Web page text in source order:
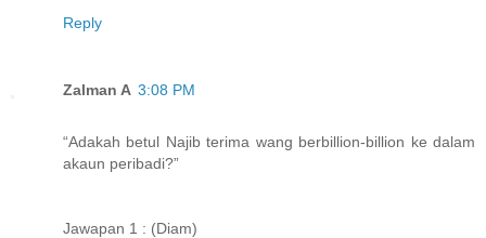
Reply
Zalman A 3:08 PM
“Adakah betul Najib terima wang berbillion-billion ke dalam
akaun peribadi?”
Jawapan 1 : (Diam)